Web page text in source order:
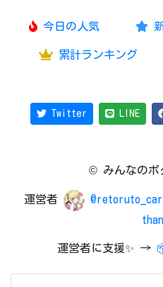
今日の人気
累計ランキング
Twitter LINE
© みんなのボ
運営者
運営者に支援✨ →